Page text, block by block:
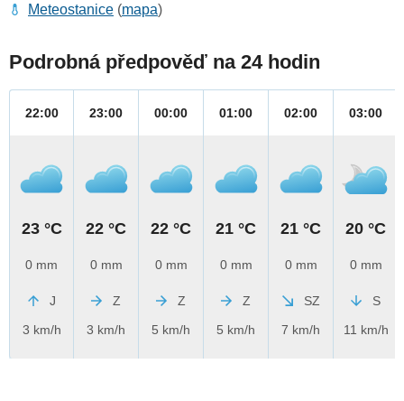
Meteostanice (mapa)
Podrobná předpověď na 24 hodin
22:00
23 °C
0 mm
J
3 km/h
23:00
22 °C
0 mm
Z
3 km/h
00:00
22 °C
0 mm
Z
5 km/h
01:00
21 °C
0 mm
Z
5 km/h
02:00
21 °C
0 mm
SZ
7 km/h
03:00
20 °C
0 mm
S
11 km/h